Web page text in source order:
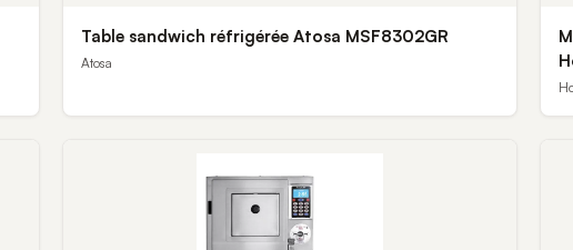
Table sandwich réfrigérée Atosa MSF8302GR
Atosa